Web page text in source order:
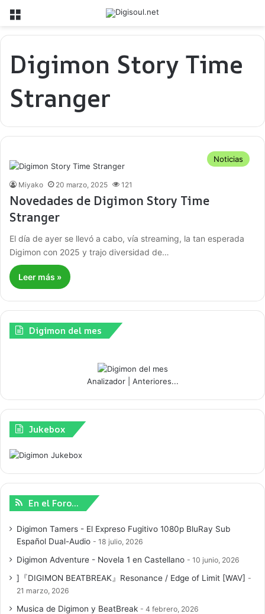
Menú
Digimon Story Time
Stranger
Noticias
Miyako 20 marzo, 2025 121
Novedades de Digimon Story Time
Stranger
El día de ayer se llevó a cabo, vía streaming, la tan esperada
Digimon con 2025 y trajo diversidad de…
Leer más »
Digimon del mes
Analizador| Anteriores...
Jukebox
En el Foro…
Digimon Tamers - El Expreso Fugitivo 1080p BluRay Sub
Español Dual-Audio
18 julio, 2026
Digimon Adventure - Novela 1 en Castellano 10 junio, 2026
]『DIGIMON BEATBREAK』Resonance / Edge of Limit [WAV]
21 marzo, 2026
Musica de Digimon y BeatBreak 4 febrero, 2026